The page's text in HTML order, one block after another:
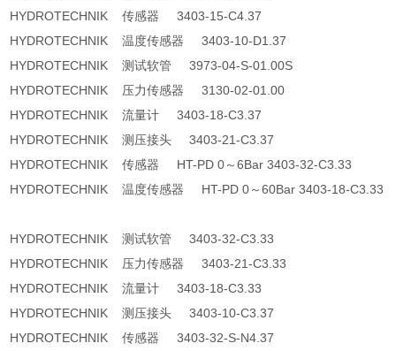
HYDROTECHNIK 传感器 3403-15-C4.37
HYDROTECHNIK 温度传感器 3403-10-D1.37
HYDROTECHNIK 测试软管 3973-04-S-01.00S
HYDROTECHNIK 压力传感器 3130-02-01.00
HYDROTECHNIK 流量计 3403-18-C3.37
HYDROTECHNIK 测压接头 3403-21-C3.37
HYDROTECHNIK 传感器 HT-PD 0～6Bar 3403-32-C3.33
HYDROTECHNIK 温度传感器 HT-PD 0～60Bar 3403-18-C3.33
HYDROTECHNIK 测试软管 3403-32-C3.33
HYDROTECHNIK 压力传感器 3403-21-C3.33
HYDROTECHNIK 流量计 3403-18-C3.33
HYDROTECHNIK 测压接头 3403-10-C3.37
HYDROTECHNIK 传感器 3403-32-S-N4.37